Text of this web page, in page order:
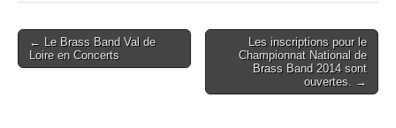
Post
navigation
← Le Brass Band Val de
Loire en Concerts
Les inscriptions pour le
Championnat National de
Brass Band 2014 sont
ouvertes. →